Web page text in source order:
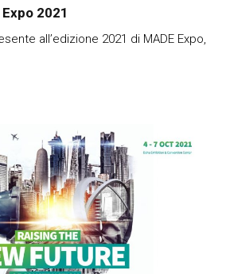
2021
all’edizione 2021 di MADE Expo,